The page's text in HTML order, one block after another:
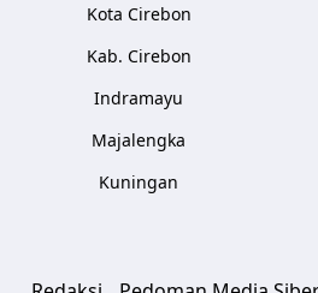
Kota Cirebon
Kab. Cirebon
Indramayu
Majalengka
Kuningan